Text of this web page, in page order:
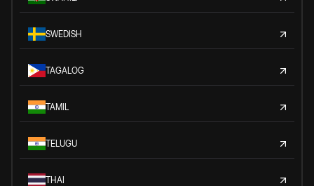
SWEDISH
TAGALOG
TAMIL
TELUGU
THAI